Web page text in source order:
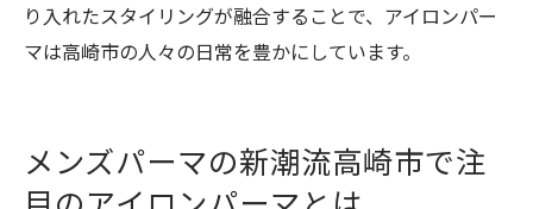
り入れたスタイリングが融合することで、アイロンパー
マは高崎市の人々の日常を豊かにしています。
メンズパーマの新潮流高崎市で注